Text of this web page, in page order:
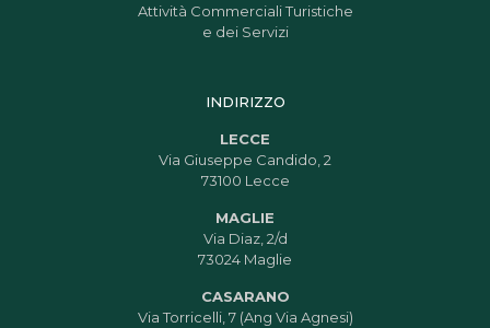
Attività Commerciali Turistiche
e dei Servizi
INDIRIZZO
LECCE
Via Giuseppe Candido, 2
73100 Lecce
MAGLIE
Via Diaz, 2/d
73024 Maglie
CASARANO
Via Torricelli, 7 (Ang Via Agnesi)